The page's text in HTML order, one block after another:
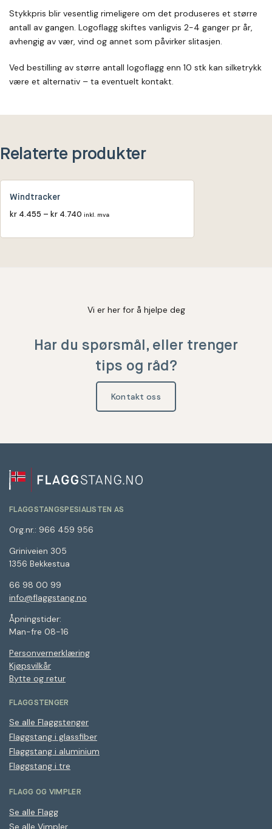
Stykkpris blir vesentlig rimeligere om det produseres et større
antall av gangen. Logoflagg skiftes vanligvis 2-4 ganger pr år,
avhengig av vær, vind og annet som påvirker slitasjen.
Ved bestilling av større antall logoflagg enn 10 stk kan silketrykk
være et alternativ – ta eventuelt kontakt.
Relaterte produkter
Windtracker
kr 4.455 – kr 4.740 inkl. mva
Vi er her for å hjelpe deg
Har du spørsmål, eller trenger
tips og råd?
Kontakt oss
FLAGGSTANGSPESIALISTEN AS
Org.nr.: 966 459 956
Griniveien 305
1356 Bekkestua
66 98 00 99
info@flaggstang.no
Åpningstider:
Man-fre 08-16
Personvernerklæring
Kjøpsvilkår
Bytte og retur
FLAGGSTENGER
Se alle Flaggstenger
Flaggstang i glassfiber
Flaggstang i aluminium
Flaggstang i tre
FLAGG OG VIMPLER
Se alle Flagg
Se alle Vimpler